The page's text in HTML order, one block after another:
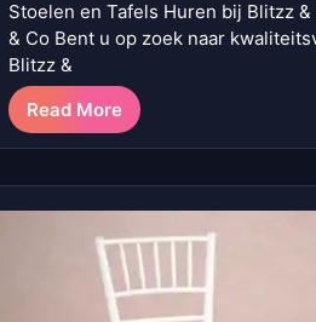
Stoelen en Tafels Huren bij Blitzz
& Co Bent u op zoek naar
Blitzz &
Read More